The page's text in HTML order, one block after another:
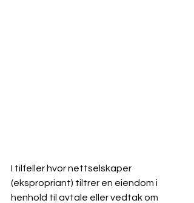
I tilfeller hvor nettselskaper
(ekspropriant) tiltrer en eiendom i
henhold til avtale eller vedtak om